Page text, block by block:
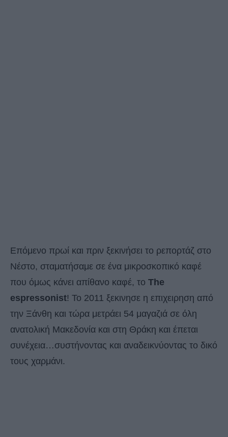
Επόμενο πρωί και πριν ξεκινήσει το ρεπορτάζ στο
Νέστο, σταματήσαμε σε ένα μικροσκοπικό καφέ
που όμως κάνει απίθανο καφέ, το The
espressonist! Το 2011 ξεκινησε η επιχειρηση από
την Ξάνθη και τώρα μετράει 54 μαγαζιά σε όλη
ανατολική Μακεδονία και στη Θράκη και έπεται
συνέχεια…συστήνοντας και αναδεικνύοντας το δικό
τους χαρμάνι.